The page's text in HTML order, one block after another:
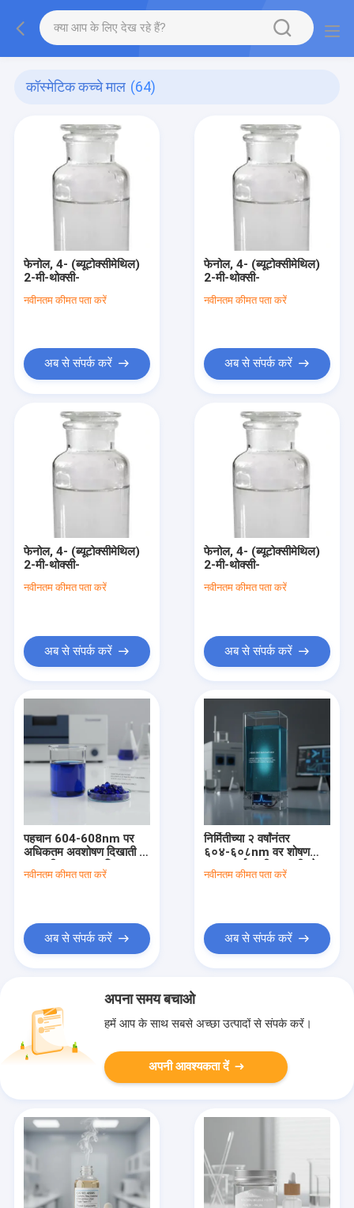
कॉस्मेटिक कच्चे माल (64)
फेनोल, 4- (ब्यूटोक्सीमेथिल)
2-मी-थोक्सी-
नवीनतम कीमत पता करें
अब से संपर्क करें
फेनोल, 4- (ब्यूटोक्सीमेथिल)
2-मी-थोक्सी-
नवीनतम कीमत पता करें
अब से संपर्क करें
फेनोल, 4- (ब्यूटोक्सीमेथिल)
2-मी-थोक्सी-
नवीनतम कीमत पता करें
अब से संपर्क करें
फेनोल, 4- (ब्यूटोक्सीमेथिल)
2-मी-थोक्सी-
नवीनतम कीमत पता करें
अब से संपर्क करें
पहचान 604-608nm पर
अधिकतम अवशोषण दिखाती है,
गहरा नीला तरल या क्रिस्टल
कॉस्मेटिक कच्चा माल, पानी
नवीनतम कीमत पता करें
अब से संपर्क करें
निर्मितीच्या २ वर्षांनंतर
६०४-६०८nm वर शोषण
कमाल दर्शवणारी सामग्री, डेटा
संपादन आणि नियंत्रण
नवीनतम कीमत पता करें
अब से संपर्क करें
अपना समय बचाओ
हमें आप के साथ सबसे अच्छा उत्पादों से संपर्क करें।
अपनी आवश्यकता दें